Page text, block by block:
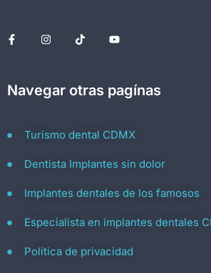
Navegar otras pagínas
Turismo dental CDMX
Dentista Implantes sin dolor
Implantes dentales de los famosos
Especialista en implantes dentales
Politica de privacidad